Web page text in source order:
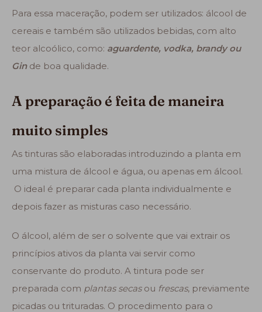
Para essa maceração, podem ser utilizados: álcool de
cereais e também são utilizados bebidas, com alto
teor alcoólico, como: aguardente, vodka, brandy ou
Ginde boa qualidade.
A preparação é feita de maneira
muito simples
As tinturas são elaboradas introduzindo a planta em
uma mistura de álcool e água, ou apenas em álcool.
O ideal é preparar cada planta individualmente e
depois fazer as misturas caso necessário.
O álcool, além de ser o solvente que vai extrair os
princípios ativos da planta vai servir como
conservante do produto. A tintura pode ser
preparada com plantas secasou frescas, previamente
picadas ou trituradas. O procedimento para o